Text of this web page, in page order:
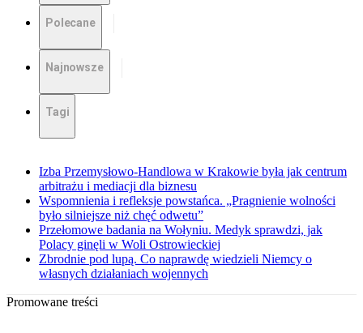
Polecane
Najnowsze
Tagi
Izba Przemysłowo-Handlowa w Krakowie była jak centrum
arbitrażu i mediacji dla biznesu
Wspomnienia i refleksje powstańca. „Pragnienie wolności
było silniejsze niż chęć odwetu”
Przełomowe badania na Wołyniu. Medyk sprawdzi, jak
Polacy ginęli w Woli Ostrowieckiej
Zbrodnie pod lupą. Co naprawdę wiedzieli Niemcy o
własnych działaniach wojennych
Promowane treści